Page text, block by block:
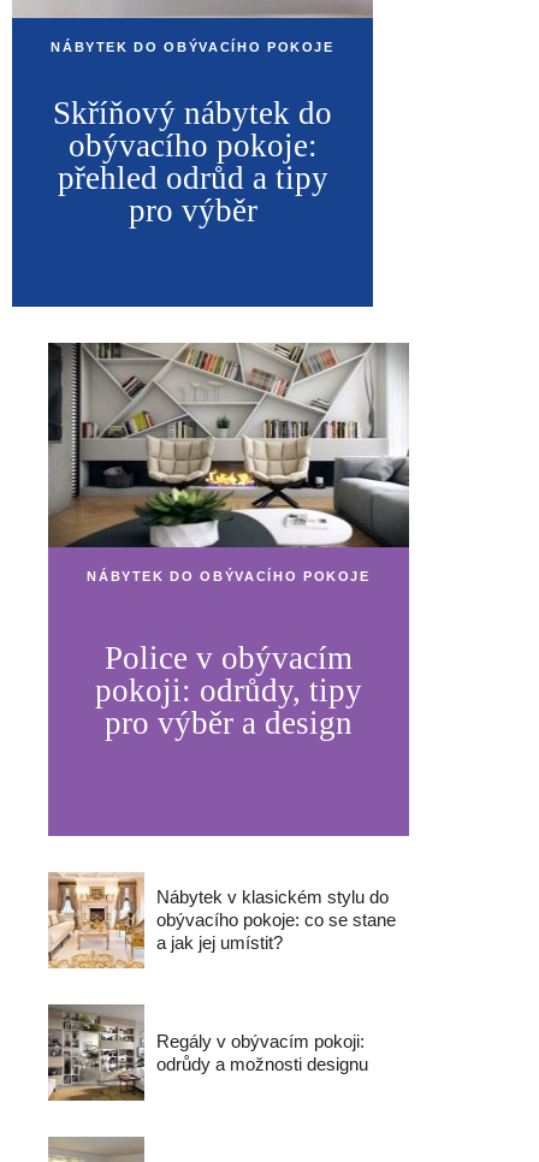
NÁBYTEK DO OBÝVACÍHO POKOJE
Skříňový nábytek do
obývacího pokoje:
přehled odrůd a tipy
pro výběr
NÁBYTEK DO OBÝVACÍHO POKOJE
Police v obývacím
pokoji: odrůdy, tipy
pro výběr a design
Nábytek v klasickém stylu do
obývacího pokoje: co se stane
a jak jej umístit?
Regály v obývacím pokoji:
odrůdy a možnosti designu